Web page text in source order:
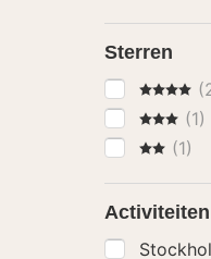
Sterren
4
3 Sterren
(1)
2 Sterren
(1)
Activiteiten